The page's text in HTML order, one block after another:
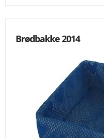
Brødbakke 2014